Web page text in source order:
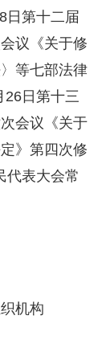
日第十二届
议《关于修
等七部法律
26日第十三
会议《关于
》第四次修
代表大会常
机构